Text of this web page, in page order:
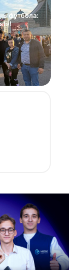
футбола: